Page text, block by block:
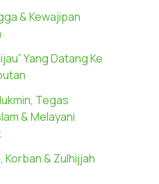
& Kewajipan
Yang Datang Ke
Tegas
& Melayani
Korban & Zulhijjah